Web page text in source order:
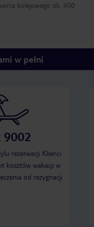
kolejowego ok. 400
w pełni
9002
rezerwacji Klienci
kosztów wakacji w
od rezygnacji